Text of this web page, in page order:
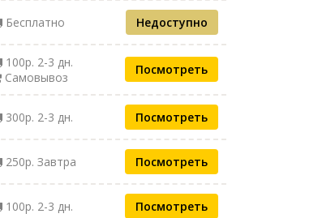
Бесплатно Недоступно
100р. 2-3 дн.
Самовывоз
Посмотреть
300р. 2-3 дн. Посмотреть
250р. Завтра Посмотреть
100р. 2-3 дн. Посмотреть